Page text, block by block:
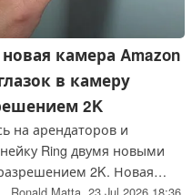
камера Amazon
в камеру
2K
на арендаторов и
Ring двумя новыми
2K. Новая